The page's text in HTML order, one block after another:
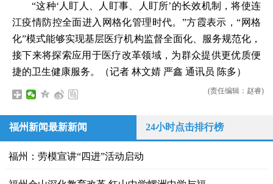
“这种‘人盯人、人盯事、人盯所’的长效机制，将使连
江疫情防控全面进入网格化管理时代。”方霞表示，“网格
化”模式能够实现基层医疗机构监督全面化、服务规范化，
接下来将探索应用于医疗改革领域，为群众提供更优质便
捷的卫生健康服务。（记者 林文婧 严鑫 通讯员 陈多）
(责任编辑：赵睿)
福州新闻最新新闻 24小时点击排行榜
福州：劳模宣讲“四进”活动启动